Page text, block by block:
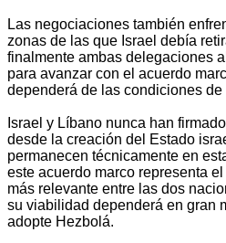
Las negociaciones también
zonas de las que Israel debía
finalmente ambas delegaciones
para avanzar con el acuerdo
dependerá de las condiciones
Israel y Líbano nunca han
desde la creación del Estado
permanecen técnicamente en
este acuerdo marco representa
más relevante entre las dos
su viabilidad dependerá en gran
adopte Hezbolá.